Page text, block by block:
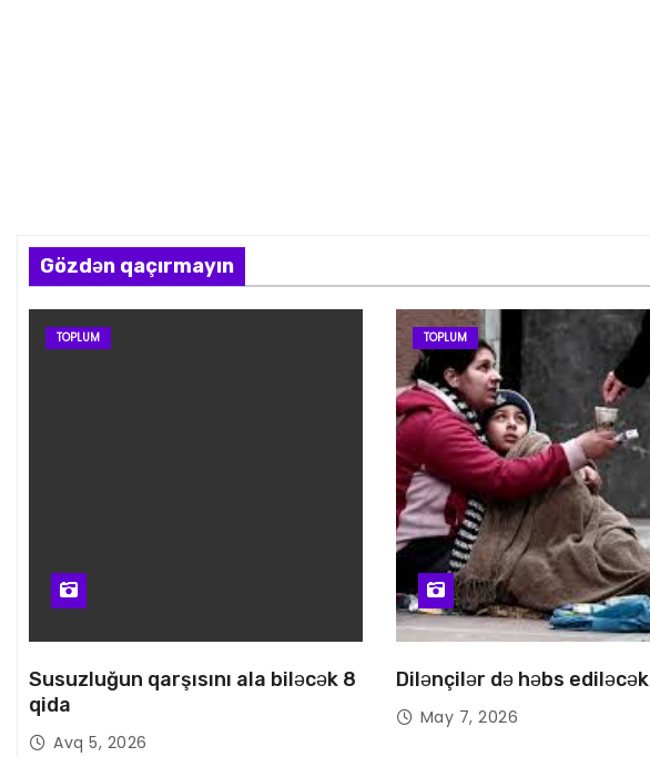
Gözdən qaçırmayın
TOPLUM
Susuzluğun qarşısını ala biləcək 8
qida
Avq 5, 2026
TOPLUM
Dilənçilər də həbs ediləcək
May 7, 2026